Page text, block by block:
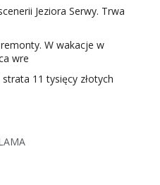
Jeziora Serwy. Trwa
W wakacje w
wre
11 tysięcy złotych